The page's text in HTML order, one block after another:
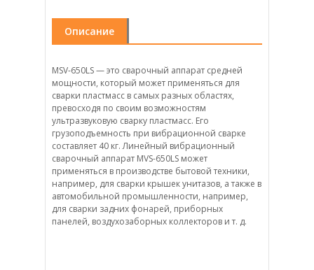
Описание
MSV-650LS — это сварочный аппарат средней
мощности, который может применяться для
сварки пластмасс в самых разных областях,
превосходя по своим возможностям
ультразвуковую сварку пластмасс. Его
грузоподъемность при вибрационной сварке
составляет 40 кг. Линейный вибрационный
сварочный аппарат MVS-650LS может
применяться в производстве бытовой техники,
например, для сварки крышек унитазов, а также в
автомобильной промышленности, например,
для сварки задних фонарей, приборных
панелей, воздухозаборных коллекторов и т. д.